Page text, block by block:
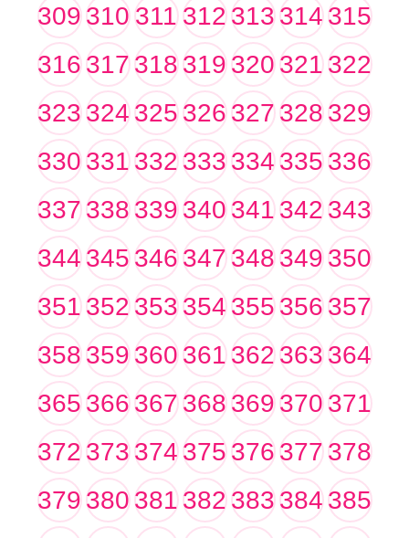
309310311312313314315
316317318319320321322
323324325326327328329
330331332333334335336
337338339340341342343
344345346347348349350
351352353354355356357
358359360361362363364
365366367368369370371
372373374375376377378
379380381382383384385